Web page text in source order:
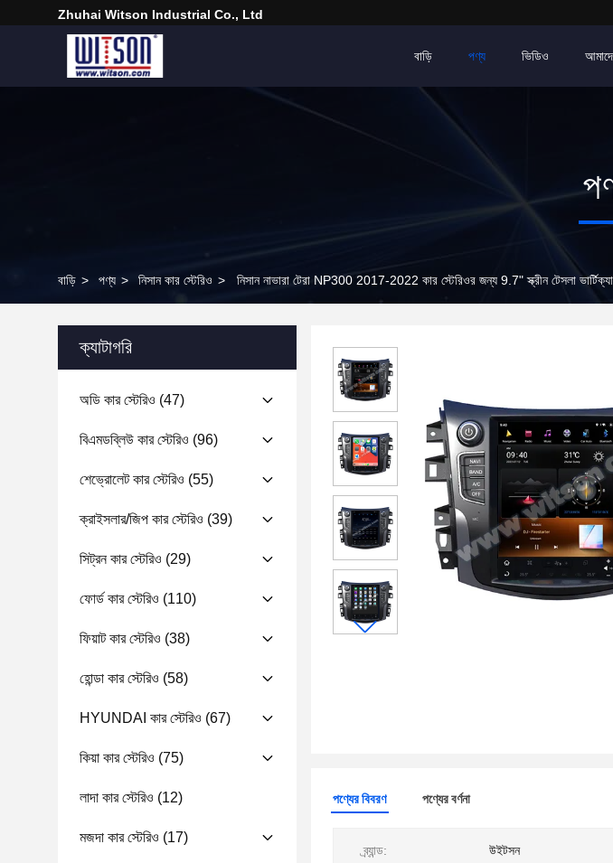
Zhuhai Witson Industrial Co., Ltd
বাড়ি পণ্য ভিডিও
বাড়ি > পণ্য > নিসান কার স্টেরিও > নিসান নাভারা টেরা NP300 2017-2022 কার স্টেরিওর জন্য 9.7" স্ক্রীন টেসলা
ক্যাটাগরি
অডি কার স্টেরিও (47)
বিএমডব্লিউ কার স্টেরিও (96)
শেভ্রোলেট কার স্টেরিও (55)
ক্রাইসলার/জিপ কার স্টেরিও (39)
সিট্রন কার স্টেরিও (29)
ফোর্ড কার স্টেরিও (110)
ফিয়াট কার স্টেরিও (38)
হোন্ডা কার স্টেরিও (58)
HYUNDAI কার স্টেরিও (67)
কিয়া কার স্টেরিও (75)
লাদা কার স্টেরিও (12)
মজদা কার স্টেরিও (17)
পণ্যের বিবরণ পণ্যের বর্ণনা
ব্র্যান্ড: উইটসন